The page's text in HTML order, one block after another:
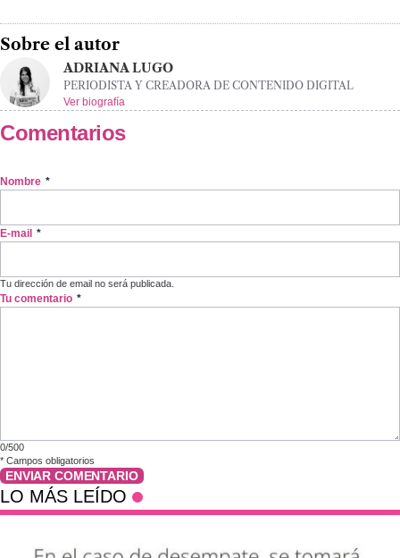
Sobre el autor
ADRIANA LUGO
PERIODISTA Y CREADORA DE CONTENIDO DIGITAL
Ver biografía
Comentarios
Nombre *
E-mail *
Tu dirección de email no será publicada.
Tu comentario *
0/500
* Campos obligatorios
ENVIAR COMENTARIO
LO MÁS LEÍDO